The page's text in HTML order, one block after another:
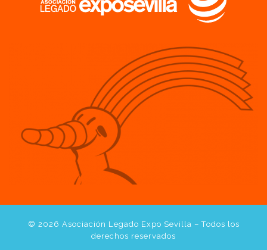
© 2026 Asociación Legado Expo Sevilla – Todos los
derechos reservados